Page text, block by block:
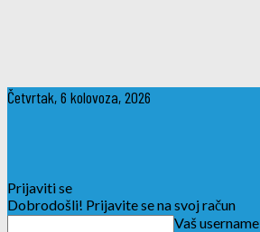
Četvrtak, 6 kolovoza, 2026
Prijaviti se
Dobrodošli! Prijavite se na svoj račun
Vaš username